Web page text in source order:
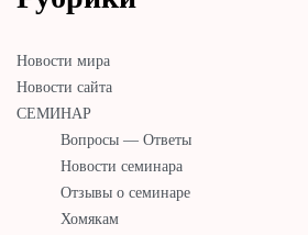
Новости мира
Новости сайта
СЕМИНАР
Вопросы — Ответы
Новости семинара
Отзывы о семинаре
Хомякам